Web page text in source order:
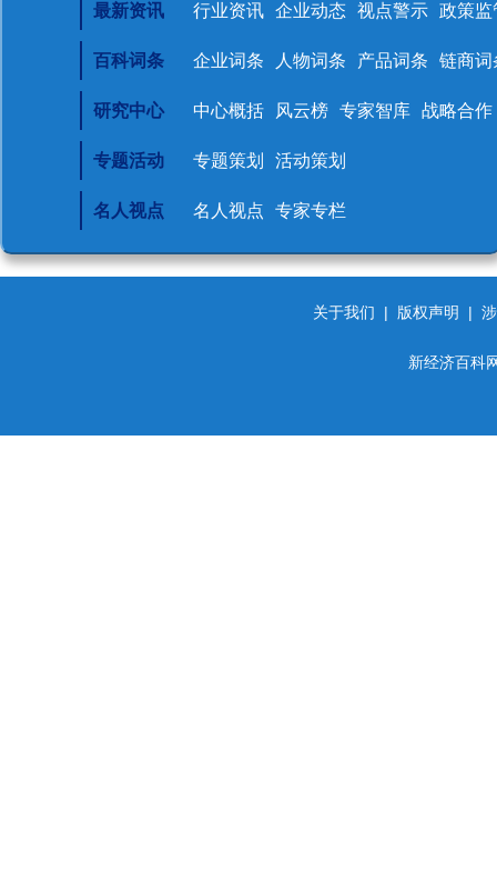
最新资讯 行业资讯 企业动态 视点警示 政策监
百科词条 企业词条 人物词条 产品词条 链商词
研究中心 中心概括 风云榜 专家智库 战略合作
专题活动 专题策划 活动策划
名人视点 名人视点 专家专栏
关于我们 | 版权声明 |
新经济百科